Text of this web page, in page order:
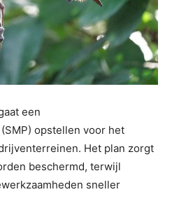
een
opstellen voor het
Het plan zorgt
beschermd, terwijl
sneller